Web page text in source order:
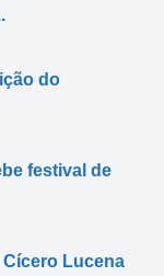
do
festival de
Lucena